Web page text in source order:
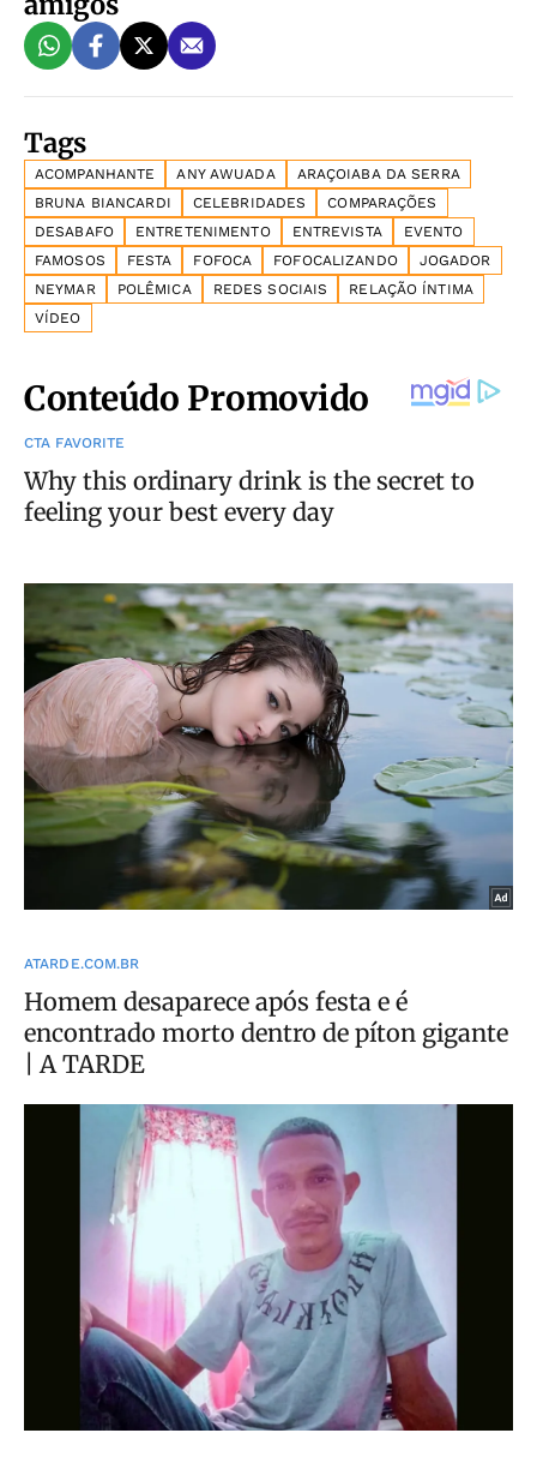
Tags
ACOMPANHANTE ANY AWUADA
ARAÇOIABA DA SERRA
BRUNA BIANCARDI
CELEBRIDADES
COMPARAÇÕES
DESABAFO
ENTRETENIMENTO ENTREVISTA
EVENTO
FAMOSOS
FESTA FOFOCA FOFOCALIZANDO
JOGADOR
NEYMAR
POLÊMICA REDES SOCIAIS
RELAÇÃO ÍNTIMA
VÍDEO